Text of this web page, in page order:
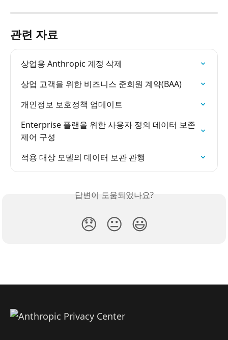
관련 자료
상업용 Anthropic 계정 삭제
상업 고객을 위한 비즈니스 준회원 계약(BAA)
개인정보 보호정책 업데이트
Enterprise 플랜을 위한 사용자 정의 데이터 보존
제어 구성
적용 대상 모델의 데이터 보관 관행
답변이 도움되었나요?
😞 😐 😃